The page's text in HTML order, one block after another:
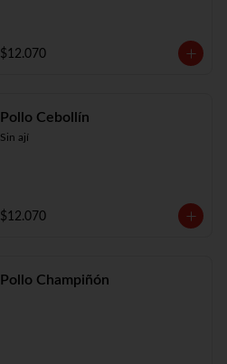
$12.070
Pollo Cebollín
Sin ají
$12.070
Pollo Champiñón